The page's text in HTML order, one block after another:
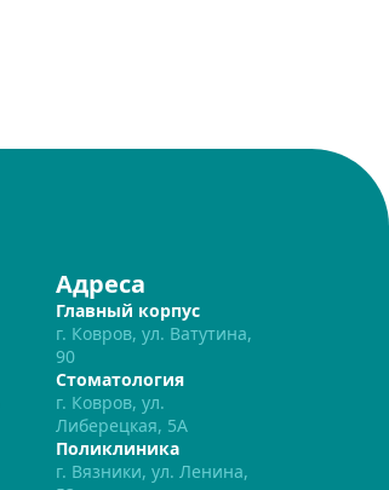
Адреса
Главный корпус
г. Ковров, ул. Ватутина,
90
Стоматология
г. Ковров, ул.
Либерецкая, 5А
Поликлиника
г. Вязники, ул. Ленина,